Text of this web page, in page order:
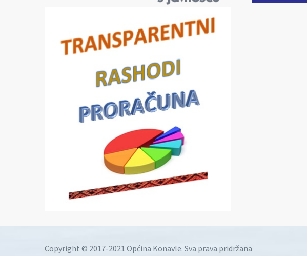
Copyright © 2017-2021 Općina Konavle. Sva prava pridržana